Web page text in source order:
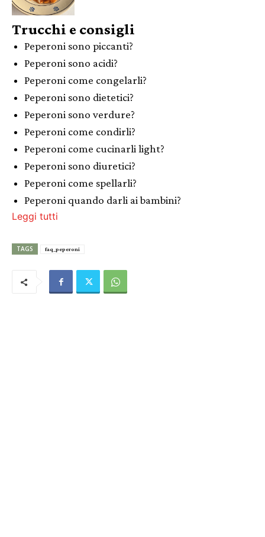
Trucchi e consigli
Peperoni sono piccanti?
Peperoni sono acidi?
Peperoni come congelarli?
Peperoni sono dietetici?
Peperoni sono verdure?
Peperoni come condirli?
Peperoni come cucinarli light?
Peperoni sono diuretici?
Peperoni come spellarli?
Peperoni quando darli ai bambini?
Leggi tutti
TAGS faq_peperoni